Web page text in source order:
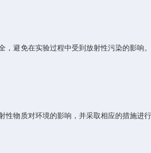
避免在实验过程中受到放射性污染的影响
物质对环境的影响，并采取相应的措施进